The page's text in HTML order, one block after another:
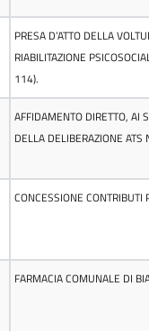
PRESA D’ATTO DELLA
RIABILITAZIONE
114).
AFFIDAMENTO DIRETTO, AI
DELLA DELIBERAZIONE
CONCESSIONE
FARMACIA COMUNALE DI